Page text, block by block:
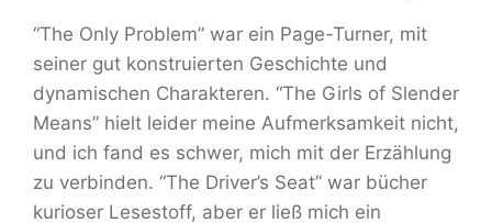
“The Only Problem” war ein Page-Turner, mit
seiner gut konstruierten Geschichte und
dynamischen Charakteren. “The Girls of Slender
Means” hielt leider meine Aufmerksamkeit nicht,
und ich fand es schwer, mich mit der Erzählung
zu verbinden. “The Driver’s Seat” war bücher
kurioser Lesestoff, aber er ließ mich ein